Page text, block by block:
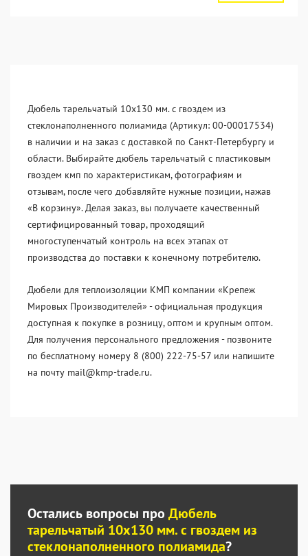
Дюбель тарельчатый 10x130 мм. c гвоздем из
стеклонаполненного полиамида (Артикул: 00-00017534)
в наличии и на заказ с доставкой по Санкт-Петербургу и
области. Выбирайте дюбель тарельчатый с пластиковым
гвоздем кмп по характеристикам, фотографиям и
отзывам, после чего добавляйте нужные позиции, нажав
«В корзину». Делая заказ, вы получаете качественный
сертифицированный товар, проходящий
многоступенчатый контроль на всех этапах от
производства до поставки к конечному потребителю.
Дюбели для теплоизоляции КМП компании «Крепеж
Мировых Производителей» - официальная продукция
доступная к покупке в розницу, оптом и крупным оптом.
Для получения персонального предложения - позвоните
по бесплатному номеру 8 (800) 222-75-57 или напишите
на почту mail@kmp-trade.ru.
Остались вопросы про Дюбель
тарельчатый 10x130 мм. c гвоздем из
стеклонаполненного полиамида?